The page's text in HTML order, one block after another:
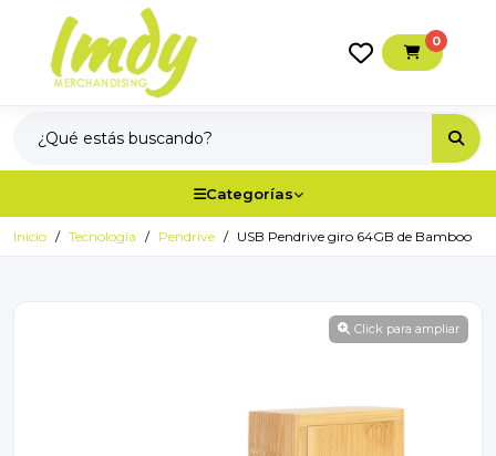
0
Categorías
Inicio Tecnología Pendrive USB Pendrive giro 64GB de Bamboo
Click para ampliar